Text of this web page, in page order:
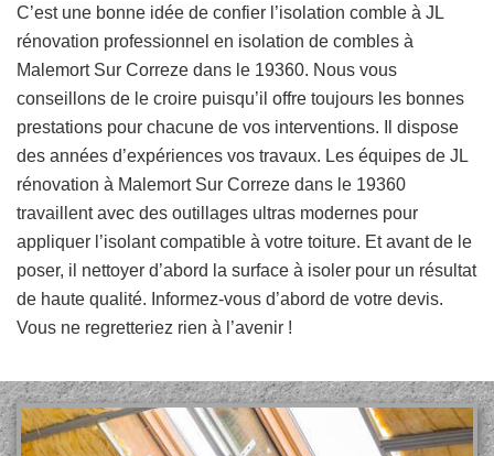
C’est une bonne idée de confier l’isolation comble à JL
rénovation professionnel en isolation de combles à
Malemort Sur Correze dans le 19360. Nous vous
conseillons de le croire puisqu’il offre toujours les bonnes
prestations pour chacune de vos interventions. Il dispose
des années d’expériences vos travaux. Les équipes de JL
rénovation à Malemort Sur Correze dans le 19360
travaillent avec des outillages ultras modernes pour
appliquer l’isolant compatible à votre toiture. Et avant de le
poser, il nettoyer d’abord la surface à isoler pour un résultat
de haute qualité. Informez-vous d’abord de votre devis.
Vous ne regretteriez rien à l’avenir !